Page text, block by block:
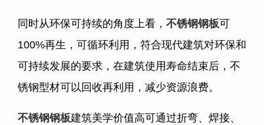
同时从环保可持续的角度上看， 不锈钢钢板可
100%再生，可循环利用，符合现代建筑对环保和
可持续发展的要求，在建筑使用寿命结束后，不
锈钢型材可以回收再利用，减少资源浪费。
不锈钢钢板建筑美学价值高可通过折弯、焊接、